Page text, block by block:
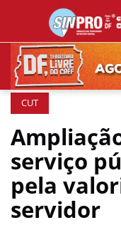
CUT
serviço
pela
servidor